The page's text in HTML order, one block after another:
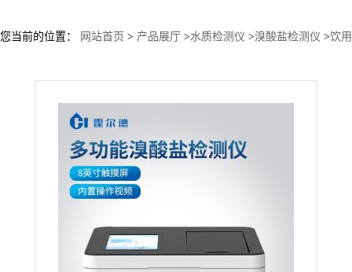
您当前的位置： 网站首页 > 产品展厅 >水质检测仪 >溴酸盐检测仪 >饮用